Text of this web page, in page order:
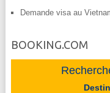
Demande visa au
BOOKING.COM